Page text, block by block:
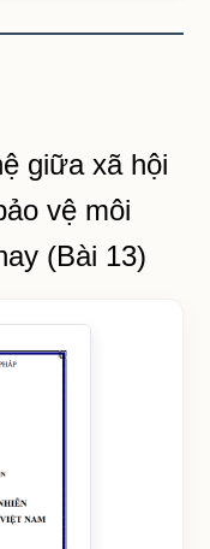
giữa xã hội
vệ môi
(Bài 13)